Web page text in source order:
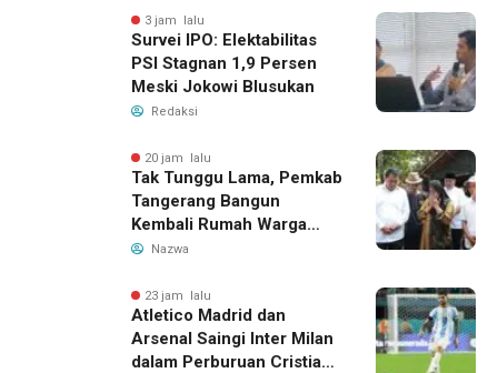
3 jam lalu
Survei IPO: Elektabilitas
PSI Stagnan 1,9 Persen
Meski Jokowi Blusukan
Redaksi
20 jam lalu
Tak Tunggu Lama, Pemkab
Tangerang Bangun
Kembali Rumah Warga
yang Roboh Akibat Puting
Nazwa
23 jam lalu
Atletico Madrid dan
Arsenal Saingi Inter Milan
dalam Perburuan Cristian